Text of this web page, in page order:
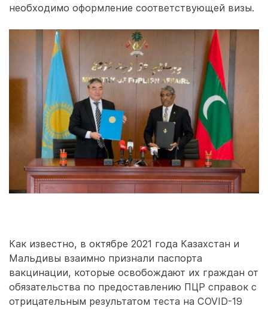
необходимо оформление соответствующей визы.
Как известно, в октябре 2021 года Казахстан и
Мальдивы взаимно признали паспорта
вакцинации, которые освобождают их граждан от
обязательства по предоставлению ПЦР справок с
отрицательным результатом теста на COVID-19